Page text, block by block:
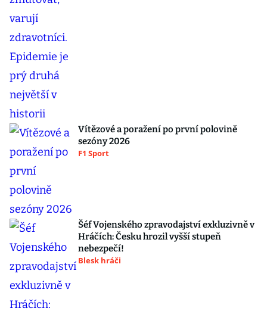
Vítězové a poražení po první polovině
sezóny 2026
F1 Sport
Šéf Vojenského zpravodajství exkluzivně v
Hráčích: Česku hrozil vyšší stupeň
nebezpečí!
Blesk hráči